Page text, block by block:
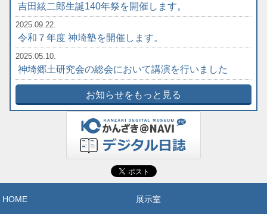
吉田絃二郎生誕140年祭を開催します。
2025.09.22.
令和７年度 神埼塾を開催します。
2025.05.10.
神埼郷土研究会の総会において講演を行いました
お知らせをもっと見る
HOME 展示室